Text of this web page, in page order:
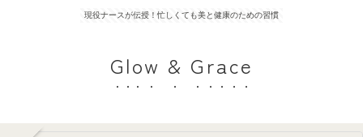
現役ナースが伝授！忙しくても美と健康のための習慣
Glow & Grace